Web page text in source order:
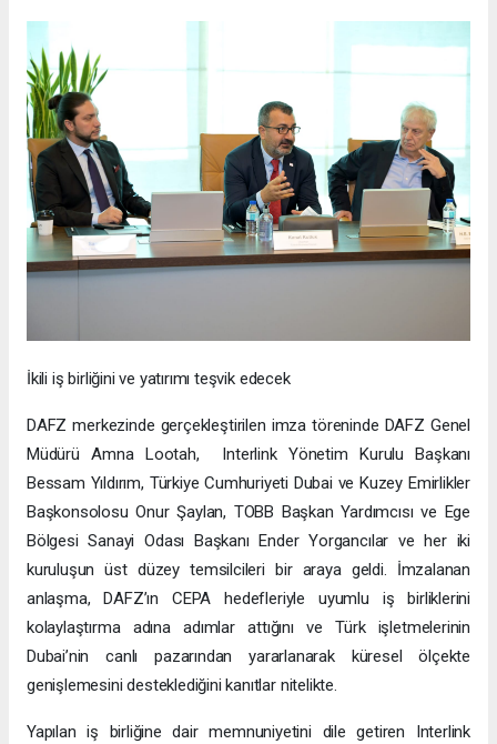
İkili iş birliğini ve yatırımı teşvik edecek
DAFZ merkezinde gerçekleştirilen imza töreninde DAFZ Genel
Müdürü Amna Lootah, Interlink Yönetim Kurulu Başkanı
Bessam Yıldırım, Türkiye Cumhuriyeti Dubai ve Kuzey Emirlikler
Başkonsolosu Onur Şaylan, TOBB Başkan Yardımcısı ve Ege
Bölgesi Sanayi Odası Başkanı Ender Yorgancılar ve her iki
kuruluşun üst düzey temsilcileri bir araya geldi. İmzalanan
anlaşma, DAFZ’ın CEPA hedefleriyle uyumlu iş birliklerini
kolaylaştırma adına adımlar attığını ve Türk işletmelerinin
Dubai’nin canlı pazarından yararlanarak küresel ölçekte
genişlemesini desteklediğini kanıtlar nitelikte.
Yapılan iş birliğine dair memnuniyetini dile getiren Interlink